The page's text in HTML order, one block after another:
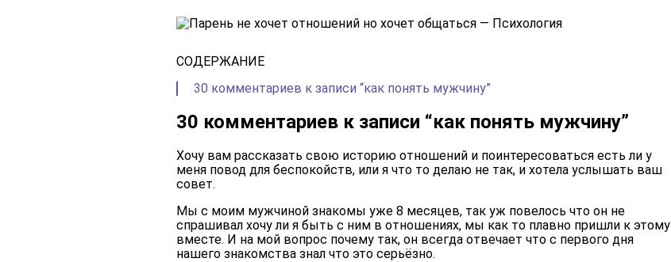
СОДЕРЖАНИЕ
30 комментариев к записи “как понять мужчину”
30 комментариев к записи “как понять мужчину”
Хочу вам рассказать свою историю отношений и поинтересоваться есть ли у
меня повод для беспокойств, или я что то делаю не так, и хотела услышать ваш
совет.
Мы с моим мужчиной знакомы уже 8 месяцев, так уж повелось что он не
спрашивал хочу ли я быть с ним в отношениях, мы как то плавно пришли к этому
вместе. И на мой вопрос почему так, он всегда отвечает что с первого дня
нашего знакомства знал что это серьёзно.